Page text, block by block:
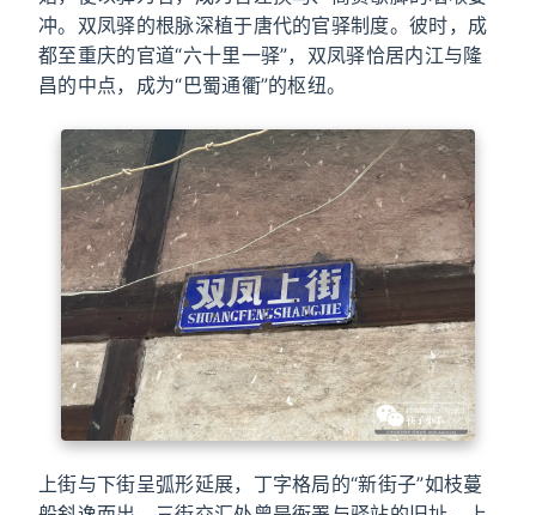
冲。双凤驿的根脉深植于唐代的官驿制度。彼时，成
都至重庆的官道“六十里一驿”，双凤驿恰居内江与隆
昌的中点，成为“巴蜀通衢”的枢纽。
上街与下街呈弧形延展，丁字格局的“新街子”如枝蔓